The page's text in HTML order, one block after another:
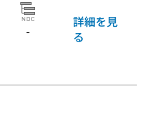
-
詳細を見
る